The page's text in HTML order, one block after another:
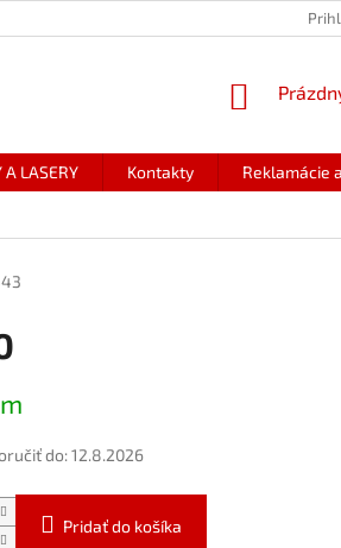
A LASERY Kontakty Reklamácie
do: 12.8.2026
Pridať do košíka